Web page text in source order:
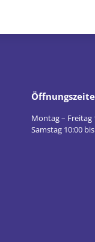
Montag – Freitag
Samstag 10:00